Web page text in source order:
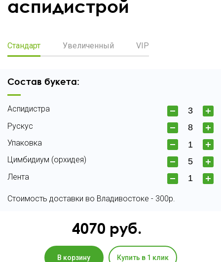
аспидистрой
Стандарт Увеличенный VIP
Состав букета:
Аспидистра
Рускус
Упаковка
Цимбидиум (орхидея)
Лента
Стоимость доставки во Владивостоке - 300р.
4070 руб.
В корзину Купить в 1 клик